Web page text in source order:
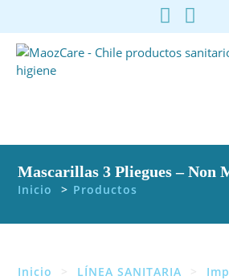
contenido
Mascarillas 3 Pliegues – Non
Inicio > Productos
Inicio LÍNEA SANITARIA